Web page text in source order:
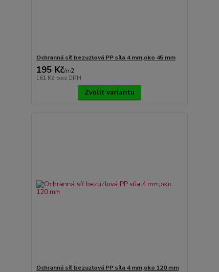
Ochranná síť bezuzlová PP síla 4 mm,oko 45 mm
195 Kč/m2
161 Kč bez DPH
Zvolit variantu
Ochranná síť bezuzlová PP síla 4 mm,oko 120 mm